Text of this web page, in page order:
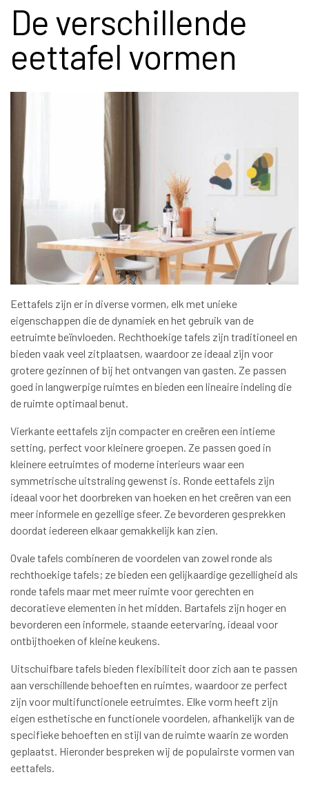
De verschillende
eettafel vormen
Eettafels zijn er in diverse vormen, elk met unieke
eigenschappen die de dynamiek en het gebruik van de
eetruimte beïnvloeden. Rechthoekige tafels zijn traditioneel en
bieden vaak veel zitplaatsen, waardoor ze ideaal zijn voor
grotere gezinnen of bij het ontvangen van gasten. Ze passen
goed in langwerpige ruimtes en bieden een lineaire indeling die
de ruimte optimaal benut.
Vierkante eettafels zijn compacter en creëren een intieme
setting, perfect voor kleinere groepen. Ze passen goed in
kleinere eetruimtes of moderne interieurs waar een
symmetrische uitstraling gewenst is. Ronde eettafels zijn
ideaal voor het doorbreken van hoeken en het creëren van een
meer informele en gezellige sfeer. Ze bevorderen gesprekken
doordat iedereen elkaar gemakkelijk kan zien.
Ovale tafels combineren de voordelen van zowel ronde als
rechthoekige tafels; ze bieden een gelijkaardige gezelligheid als
ronde tafels maar met meer ruimte voor gerechten en
decoratieve elementen in het midden. Bartafels zijn hoger en
bevorderen een informele, staande eetervaring, ideaal voor
ontbijthoeken of kleine keukens.
Uitschuifbare tafels bieden flexibiliteit door zich aan te passen
aan verschillende behoeften en ruimtes, waardoor ze perfect
zijn voor multifunctionele eetruimtes. Elke vorm heeft zijn
eigen esthetische en functionele voordelen, afhankelijk van de
specifieke behoeften en stijl van de ruimte waarin ze worden
geplaatst. Hieronder bespreken wij de populairste vormen van
eettafels.